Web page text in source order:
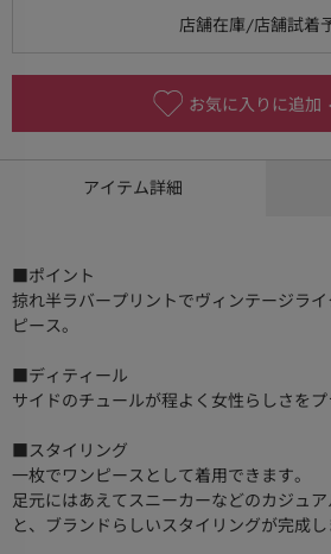
お気に入りに追加
アイテム詳細
■ポイント
掠れ半ラバープリントでヴィンテージラ
ピース。
■ディティール
サイドのチュールが程よく女性らしさをプ
■スタイリング
一枚でワンピースとして着用できます。
足元にはあえてスニーカーなどのカジュ
と、ブランドらしいスタイリングが完成し